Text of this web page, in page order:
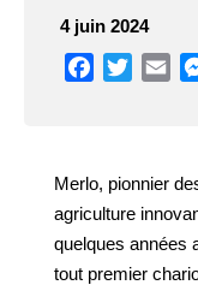
4 juin 2024
Facebook
Twitter
Merlo, pionnier
agriculture
quelques années
tout premier